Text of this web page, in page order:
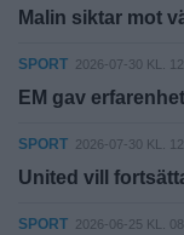
Malin siktar mot
SPORT 2026-07-30 KL.
EM gav
SPORT 2026-07-30 KL.
United vill
SPORT 2026-06-25 KL.